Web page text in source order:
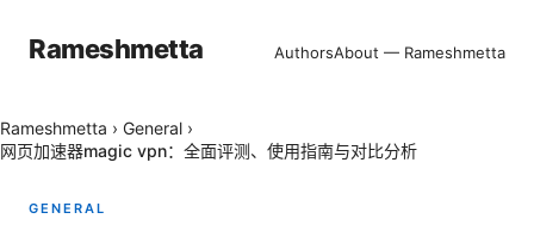
Rameshmetta AuthorsAbout — Rameshmetta
Rameshmetta › General ›
网页加速器magic vpn：全面评测、使用指南与对比分析
GENERAL